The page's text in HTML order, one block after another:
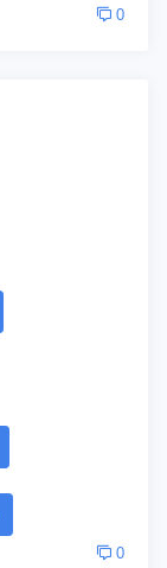
0
0